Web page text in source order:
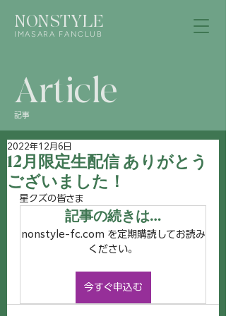
NONSTYLE
IMASARA FANCLUB
Article
記事
12月限定生配信 ありがとう
ございました！
2022年12月6日
星クズの皆さま
記事の続きは…
nonstyle-fc.com を定期購読してお読み
ください。
今すぐ申込む